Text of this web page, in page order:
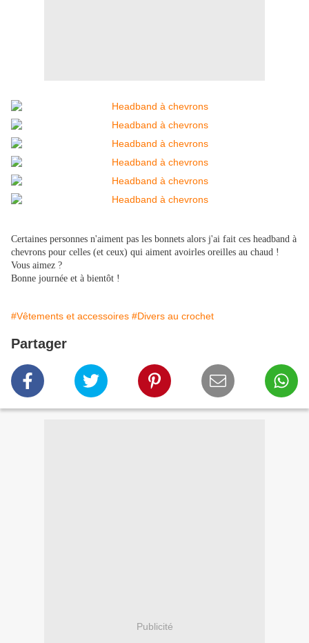
Certaines personnes n'aiment pas les bonnets alors j'ai fait ces headband à
chevrons pour celles (et ceux) qui aiment avoirles oreilles au chaud !
Vous aimez ?
Bonne journée et à bientôt !
#Vêtements et accessoires #Divers au crochet
Partager
Publicité